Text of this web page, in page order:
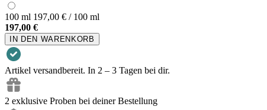
100 ml 197,00 € / 100 ml
197,00 €
IN DEN WARENKORB
Artikel versandbereit. In 2 – 3 Tagen bei dir.
2 exklusive Proben bei deiner Bestellung